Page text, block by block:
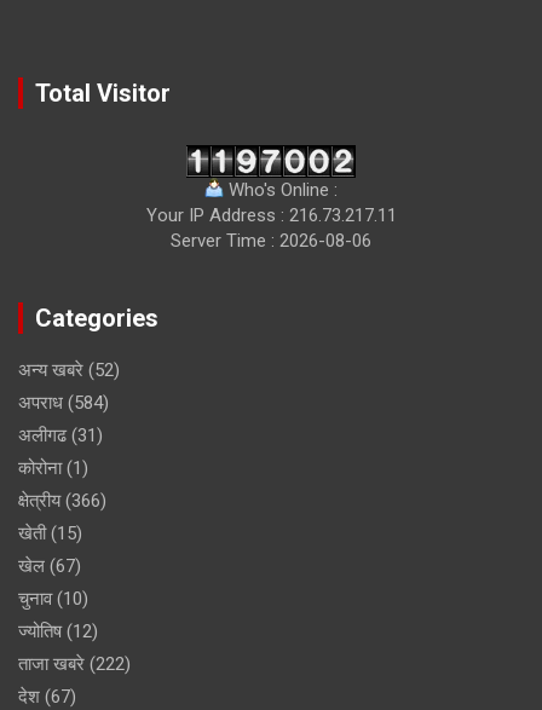
Total Visitor
Who's Online :
Your IP Address : 216.73.217.11
Server Time : 2026-08-06
Categories
अन्य खबरे (52)
अपराध (584)
अलीगढ(31)
कोरोना(1)
क्षेत्रीय(366)
खेती(15)
खेल (67)
चुनाव(10)
ज्योतिष(12)
ताजा खबरे (222)
देश (67)